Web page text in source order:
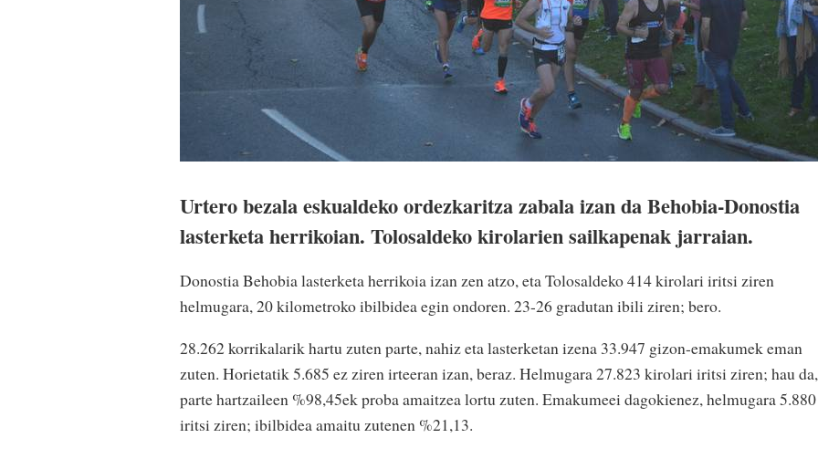
Urtero bezala eskualdeko ordezkaritza zabala izan da Behobia-Donostia
lasterketa herrikoian. Tolosaldeko kirolarien sailkapenak jarraian.
Donostia Behobia lasterketa herrikoia izan zen atzo, eta Tolosaldeko 414 kirolari iritsi ziren
helmugara, 20 kilometroko ibilbidea egin ondoren. 23-26 gradutan ibili ziren; bero.
28.262 korrikalarik hartu zuten parte, nahiz eta lasterketan izena 33.947 gizon-emakumek eman
zuten. Horietatik 5.685 ez ziren irteeran izan, beraz. Helmugara 27.823 kirolari iritsi ziren; hau da,
parte hartzaileen %98,45ek proba amaitzea lortu zuten. Emakumeei dagokienez, helmugara 5.880
iritsi ziren; ibilbidea amaitu zutenen %21,13.